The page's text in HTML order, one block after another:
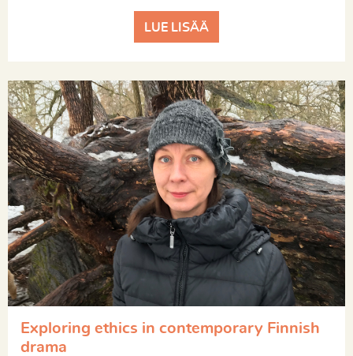
LUE LISÄÄ
Exploring ethics in contemporary Finnish
drama